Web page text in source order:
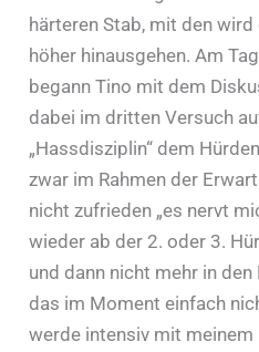
härteren Stab, mit den
höher hinausgehen. Am
begann Tino mit dem
dabei im dritten Versuch
„Hassdisziplin“ dem
zwar im Rahmen der
nicht zufrieden „es nervt
wieder ab der 2. oder 3.
und dann nicht mehr in
das im Moment einfach
werde intensiv mit